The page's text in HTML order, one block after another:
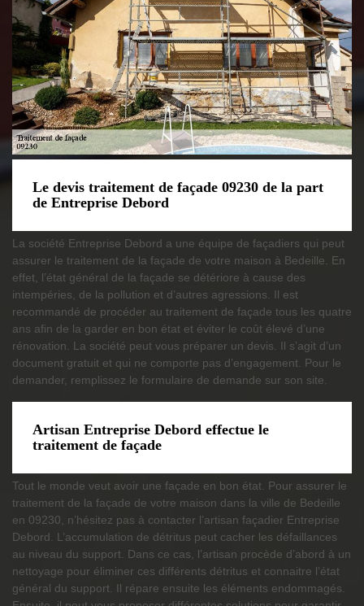
Le devis traitement de façade 09230 de la part
de Entreprise Debord
La société Entreprise Debord a une équipe de façadiers qui peut
assurer le traitement de la façade de votre maison à Bedeille. En
effet, l’état général de la façade se détériore à cause des
intempéries, de la pollution et d’autres agressions. Il est
recommandé de procéder au traitement de façade tous les quatre
ans afin de la garder en bon état et éviter le coût élevé d’une
rénovation. La société peut vous préparer un devis. Il s’agit d’un
document gratuit et qui ne comporte pas d’engagement. Pour le
demander, remplissez le formulaire de demande sur son site.
Artisan Entreprise Debord effectue le
traitement de façade
Tout le monde veut avoir une façade en bon état. Pour assurer le
traitement de la façade de votre maison dans la ville de Bedeille
en 09230, n’hésitez pas à contacter l’artisan façadier Entreprise
Debord. L’accumulation de détritus peut cacher les défaillances
au niveau du support. Dans ce cas, l’artisan procède d’abord à un
nettoyage pour éliminer ces différents détritus et connaitre l’état
général du support. Il répare ensuite les éléments endommagés.